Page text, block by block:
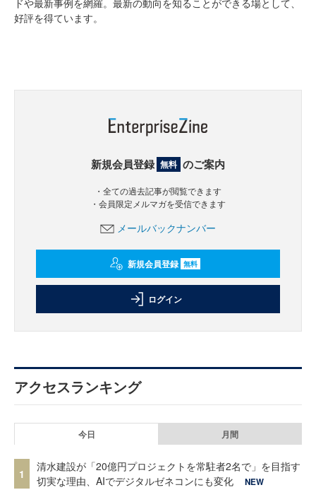
ドや最新事例を網羅。最新の動向を知ることができる場として、
好評を得ています。
新規会員登録 無料 のご案内
・全ての過去記事が閲覧できます
・会員限定メルマガを受信できます
メールバックナンバー
新規会員登録 無料
ログイン
アクセスランキング
今日 月間
1
清水建設が「20億円プロジェクトを常駐者2名で」を目指す
切実な理由、AIでデジタルゼネコンにも変化
NEW